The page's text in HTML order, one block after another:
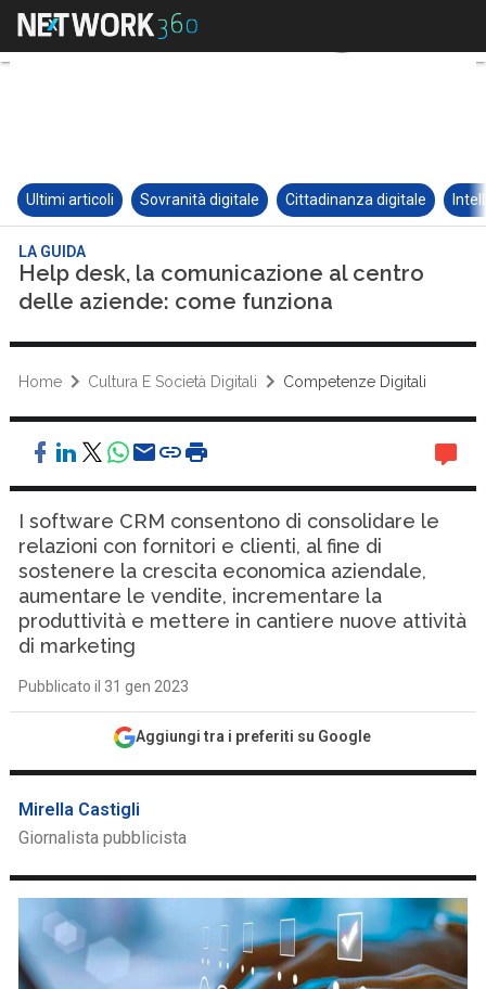
Ultimi articoli Sovranità digitale Cittadinanza digitale
LA GUIDA
Help desk, la comunicazione al centro
delle aziende: come funziona
Home Cultura E Società Digitali Competenze Digitali
I software CRM consentono di consolidare le
relazioni con fornitori e clienti, al fine di
sostenere la crescita economica aziendale,
aumentare le vendite, incrementare la
produttività e mettere in cantiere nuove attività
di marketing
Pubblicato il 31 gen 2023
Aggiungi tra i preferiti su Google
Mirella Castigli
Giornalista pubblicista